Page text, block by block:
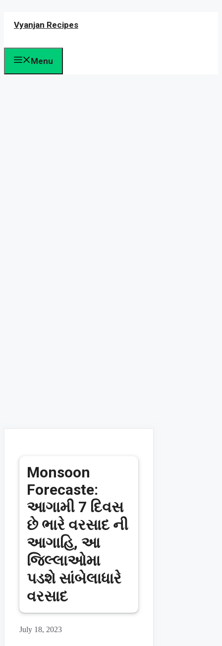
Vyanjan Recipes
Menu
Monsoon
Forecaste:
આગામી 7 દિવસ
છે ભારે વરસાદ ની
આગાહિ, આ
જિલ્લાઓમા
પડશે સાંબેલાધારે
વરસાદ
July 18, 2023